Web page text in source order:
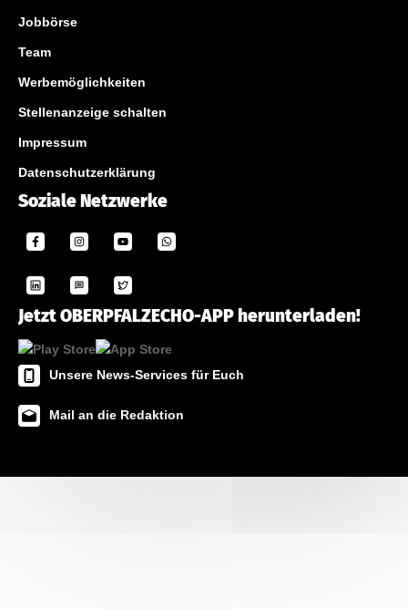
Jobbörse
Team
Werbemöglichkeiten
Stellenanzeige schalten
Impressum
Datenschutzerklärung
Soziale Netzwerke
Jetzt OBERPFALZECHO-APP herunterladen!
Unsere News-Services für Euch
Mail an die Redaktion